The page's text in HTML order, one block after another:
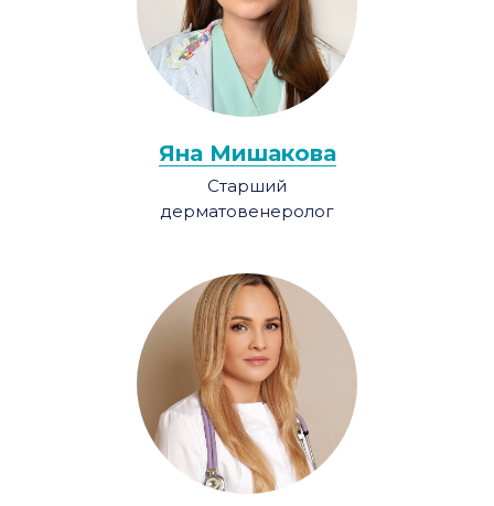
Яна Мишакова
Старший
дерматовенеролог